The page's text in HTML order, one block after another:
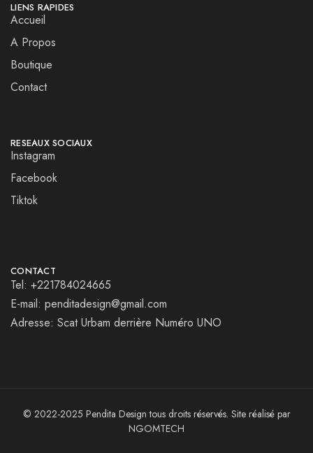
LIENS RAPIDES
Accueil
A Propos
Boutique
Contact
RESEAUX SOCIAUX
Instagram
Facebook
Tiktok
CONTACT
Tel: +221784024665
E-mail: penditadesign@gmail.com
Adresse: Scat Urbam derrière Numéro UNO
© 2022-2025 Pendita Design tous droits réservés. Site réalisé par
NGOMTECH